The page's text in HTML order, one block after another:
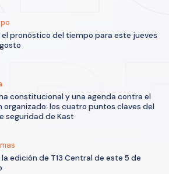
el pronóstico del tiempo para este jueves
constitucional y una agenda contra el
organizado: los cuatro puntos claves del
seguridad de Kast
la edición de T13 Central de este 5 de